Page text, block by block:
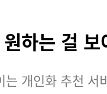
하는 걸 보
개인화 추천 서